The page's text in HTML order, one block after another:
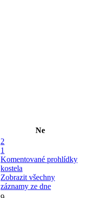
Ne
2
1
Komentované prohlídky
kostela
Zobrazit všechny
záznamy ze dne